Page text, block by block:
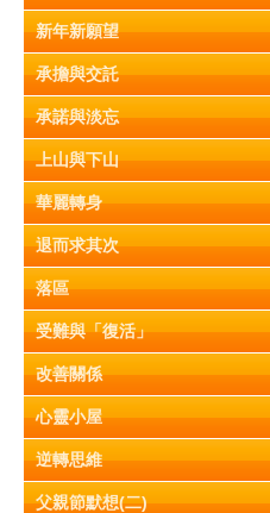
新年新願望
承擔與交託
承諾與淡忘
上山與下山
華麗轉身
退而求其次
落區
受難與「復活」
改善關係
心靈小屋
逆轉思維
父親節默想(二)